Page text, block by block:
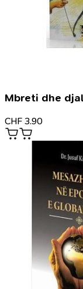
Mbreti dhe
CHF 3.90